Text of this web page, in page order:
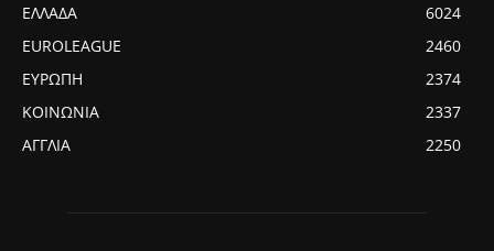
ΕΛΛΑΔΑ
6024
EUROLEAGUE
2460
ΕΥΡΩΠΗ
2374
ΚΟΙΝΩΝΙΑ
2337
ΑΓΓΛΙΑ
2250